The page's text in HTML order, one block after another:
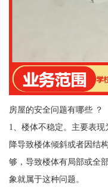
房屋的安全问题有哪些 ？
1、楼体不稳定。主要表
降导致楼体倾斜或者因结
够，导致楼体有局部或全
象就属于这种问题。